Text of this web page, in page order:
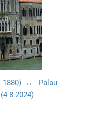
1880) ↔ Palau
8-2024)